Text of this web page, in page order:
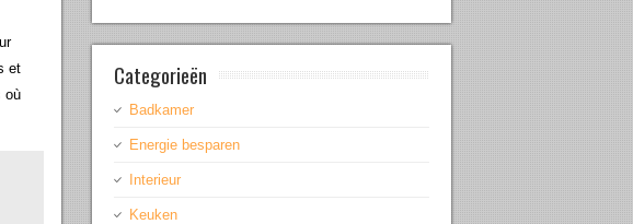
et
où
Categorieën
Badkamer
Energie besparen
Interieur
Keuken